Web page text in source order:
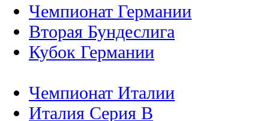
Чемпионат Германии
Вторая Бундеслига
Кубок Германии
Чемпионат Италии
Италия Серия B